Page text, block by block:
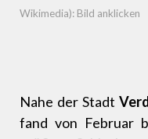
Wikimedia): Bild anklicken
Nahe der Stadt
fand von Februar